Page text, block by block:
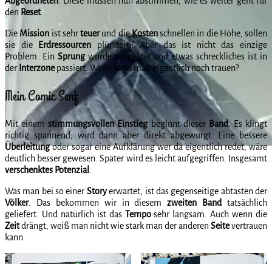
den Reset.
Die Mission ist sehrteuerund dieKostenschnellen in die Höhe, sollen
sie die
Erdressourcen plündern? Aber das ist nicht das einzige
Problem. Ein Sprungwurde ausgelöst und etwas schreckliches ist in
der Interzonepassiert. Wenn kann man eigentlich noch trauen?
Mein Comic Senf
Mit einemstimmungsvollen Einstiegbeginnt dieser Band. Es klingt
richtig spannend, wird dann aber direkt abgewürgt. Eine bessere
Überleitungoder sogar eine Aufklärung wer da eigentlich redet, wäre
deutlich besser gewesen. Später wird es leicht aufgegriffen. Insgesamt
verschenktes Potenzial
Was man bei so einer Storyerwartet, ist das gegenseitige abtasten der
Völker. Das bekommen wir in diesemzweiten Bandtatsächlich
geliefert. Und natürlich ist das Temposehr langsam. Auch wenn die
Zeitdrängt, weiß man nicht wie stark man der anderen Seitevertrauen
kann.